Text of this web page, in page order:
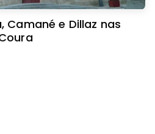
Camané e Dillaz nas